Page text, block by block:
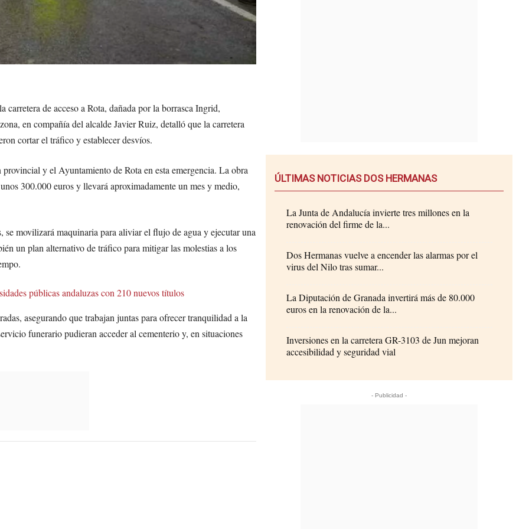
de acceso a Rota, dañada por la borrasca Ingrid,
en compañía del alcalde Javier Ruiz, detalló que la carretera
cortar el tráfico y establecer desvíos.
y el Ayuntamiento de Rota en esta emergencia. La obra
300.000 euros y llevará aproximadamente un mes y medio,
movilizará maquinaria para aliviar el flujo de agua y ejecutar una
un plan alternativo de tráfico para mitigar las molestias a los
públicas andaluzas con 210 nuevos títulos
asegurando que trabajan juntas para ofrecer tranquilidad a la
funerario pudieran acceder al cementerio y, en situaciones
ÚLTIMAS NOTICIAS DOS HERMANAS
La Junta de Andalucía invierte tres millones en la
renovación del firme de la...
Dos Hermanas vuelve a encender las alarmas por el
virus del Nilo tras sumar...
La Diputación de Granada invertirá más de 80.000
euros en la renovación de la...
Inversiones en la carretera GR-3103 de Jun mejoran
accesibilidad y seguridad vial
- Publicidad -